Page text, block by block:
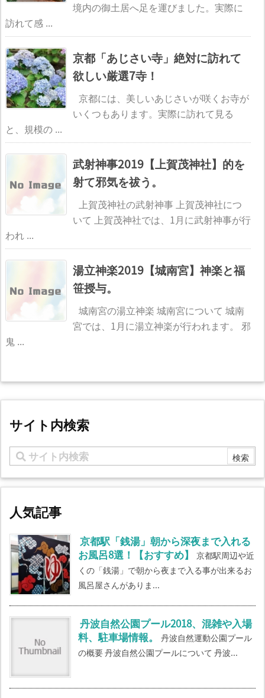
境内の御土居へ足を運びました。実際に
訪れて感 ...
京都「あじさい寺」絶対に訪れて
欲しい厳選7寺！
京都には、美しいあじさいが咲くお寺が
いくつもあります。実際に訪れて見る
と、規模の ...
武射神事2019【上賀茂神社】的を
射て邪気を祓う。
上賀茂神社の武射神事 上賀茂神社につ
いて 上賀茂神社では、1月に武射神事が行
われ ...
湯立神楽2019【城南宮】神楽と福
笹授与。
城南宮の湯立神楽 城南宮について 城南
宮では、1月に湯立神楽が行われます。 邪
鬼 ...
サイト内検索
人気記事
京都駅「銭湯」朝から深夜まで入れる
お風呂8選！【おすすめ】
京都駅周辺や近
くの「銭湯」で朝から夜まで入る事が出来るお
風呂屋さんがありま...
丹波自然公園プール2018、混雑や入場
料、駐車場情報。
丹波自然運動公園プール
の概要 丹波自然公園プールについて 丹波...